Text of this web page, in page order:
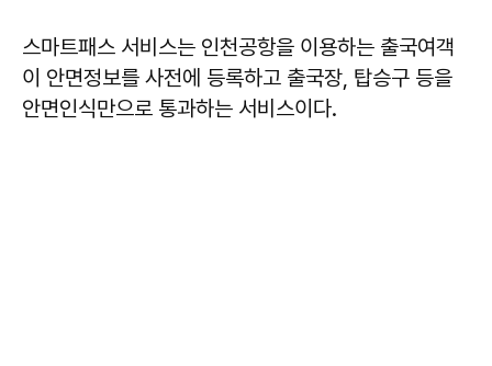
스마트패스 서비스는 인천공항을 이용하는 출국여객
이 안면정보를 사전에 등록하고 출국장, 탑승구 등을
안면인식만으로 통과하는 서비스이다.